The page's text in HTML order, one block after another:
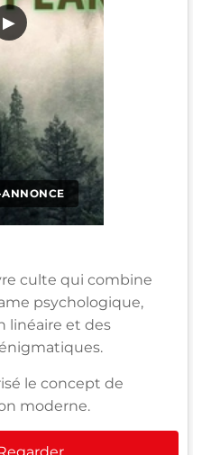
▶
culte qui combine
psychologique,
linéaire et des
le concept de
moderne.